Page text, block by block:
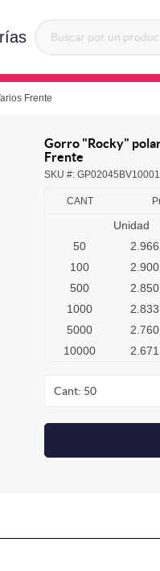
Frente
Gorro "Rocky"
Frente
SKU #:
CANT
Unidad
50
100
500
1000
5000
10000
Cant: 50